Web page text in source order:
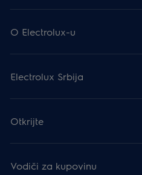
O Electrolux-u
Electrolux Srbija
Otkrijte
Vodiči za kupovinu